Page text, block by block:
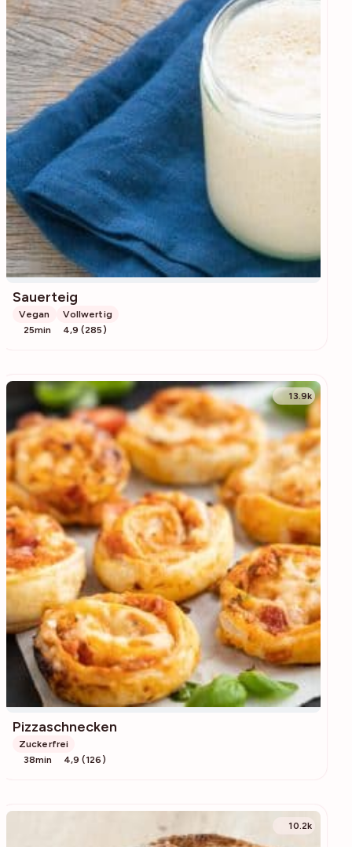
Sauerteig
Vegan
Vollwertig
25min
4,9 (285)
13.9k
Pizzaschnecken
Zuckerfrei
38min
4,9 (126)
10.2k